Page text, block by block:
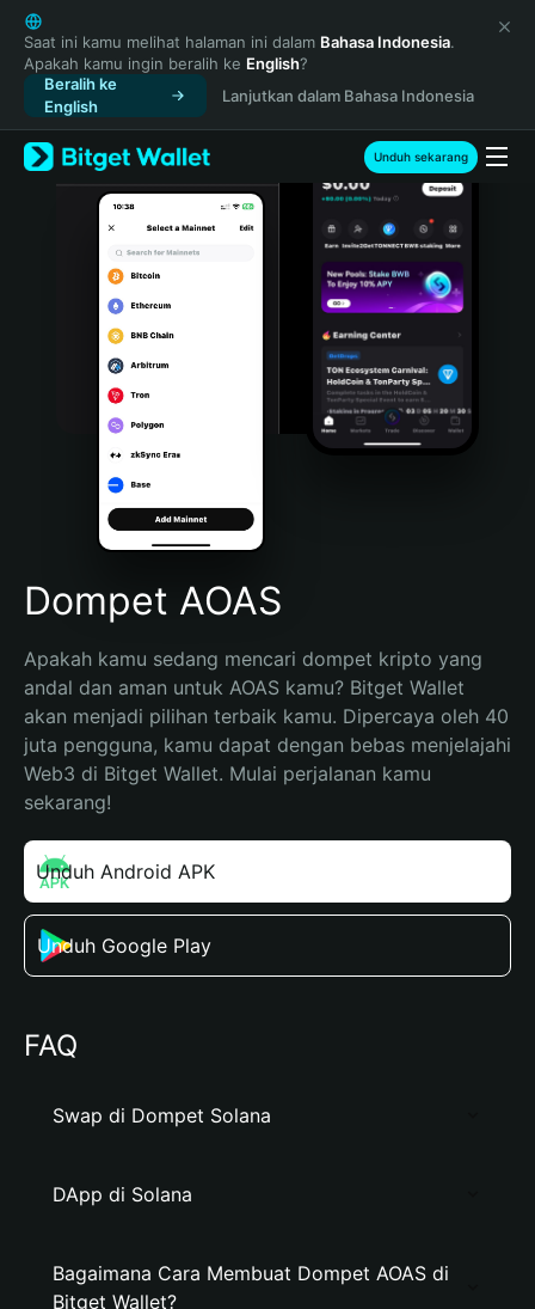
English
日本語
Tiếng Việt
Русский
Español (Latinoamérica)
Türkçe
Italiano
Português (Portugal)
Bahasa Indonesia
Português (Brasil)
Español (Argentina)
Saat ini kamu melihat halaman ini dalam Bahasa Indonesia.
Apakah kamu ingin beralih ke English?
Beralih ke
English
Lanjutkan dalam Bahasa Indonesia
Unduh sekarang
Dompet AOAS
Apakah kamu sedang mencari dompet kripto yang
andal dan aman untuk AOAS kamu? Bitget Wallet
akan menjadi pilihan terbaik kamu. Dipercaya oleh 40
juta pengguna, kamu dapat dengan bebas menjelajahi
Web3 di Bitget Wallet. Mulai perjalanan kamu
sekarang!
Unduh Android APK
Unduh Google Play
FAQ
Swap di Dompet Solana
DApp di Solana
Bagaimana Cara Membuat Dompet AOAS di
Bitget Wallet?